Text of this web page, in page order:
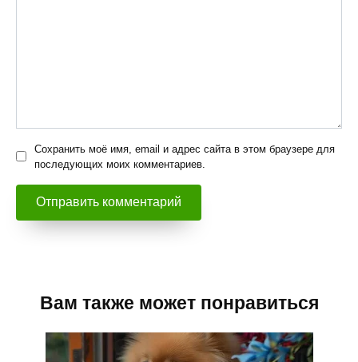
Сохранить моё имя, email и адрес сайта в этом браузере для
последующих моих комментариев.
Вам также может понравиться